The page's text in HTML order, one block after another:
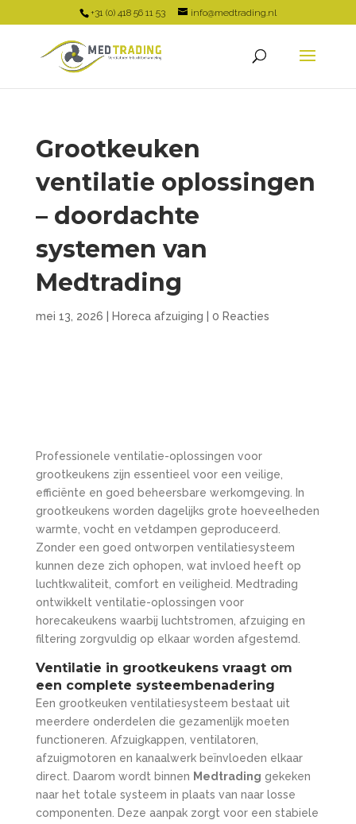
+31 (0) 418 56 11 53 info@medtrading.nl
Grootkeuken
ventilatie oplossingen
– doordachte
systemen van
Medtrading
mei 13, 2026 Horeca afzuiging 0 Reacties
Professionele ventilatie-oplossingen voor
grootkeukens zijn essentieel voor een veilige,
efficiënte en goed beheersbare werkomgeving. In
grootkeukens worden dagelijks grote hoeveelheden
warmte, vocht en vetdampen geproduceerd.
Zonder een goed ontworpen ventilatiesysteem
kunnen deze zich ophopen, wat invloed heeft op
luchtkwaliteit, comfort en veiligheid. Medtrading
ontwikkelt ventilatie-oplossingen voor
horecakeukens waarbij luchtstromen, afzuiging en
filtering zorgvuldig op elkaar worden afgestemd.
Ventilatie in grootkeukens vraagt om
een complete systeembenadering
Een grootkeuken ventilatiesysteem bestaat uit
meerdere onderdelen die gezamenlijk moeten
functioneren. Afzuigkappen, ventilatoren,
afzuigmotoren en kanaalwerk beïnvloeden elkaar
direct. Daarom wordt binnen Medtrading gekeken
naar het totale systeem in plaats van naar losse
componenten. Deze aanpak zorgt voor een stabiele